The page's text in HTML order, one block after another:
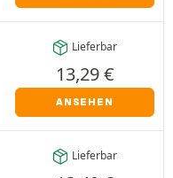
Lieferbar
13,29€
ANSEHEN
Lieferbar